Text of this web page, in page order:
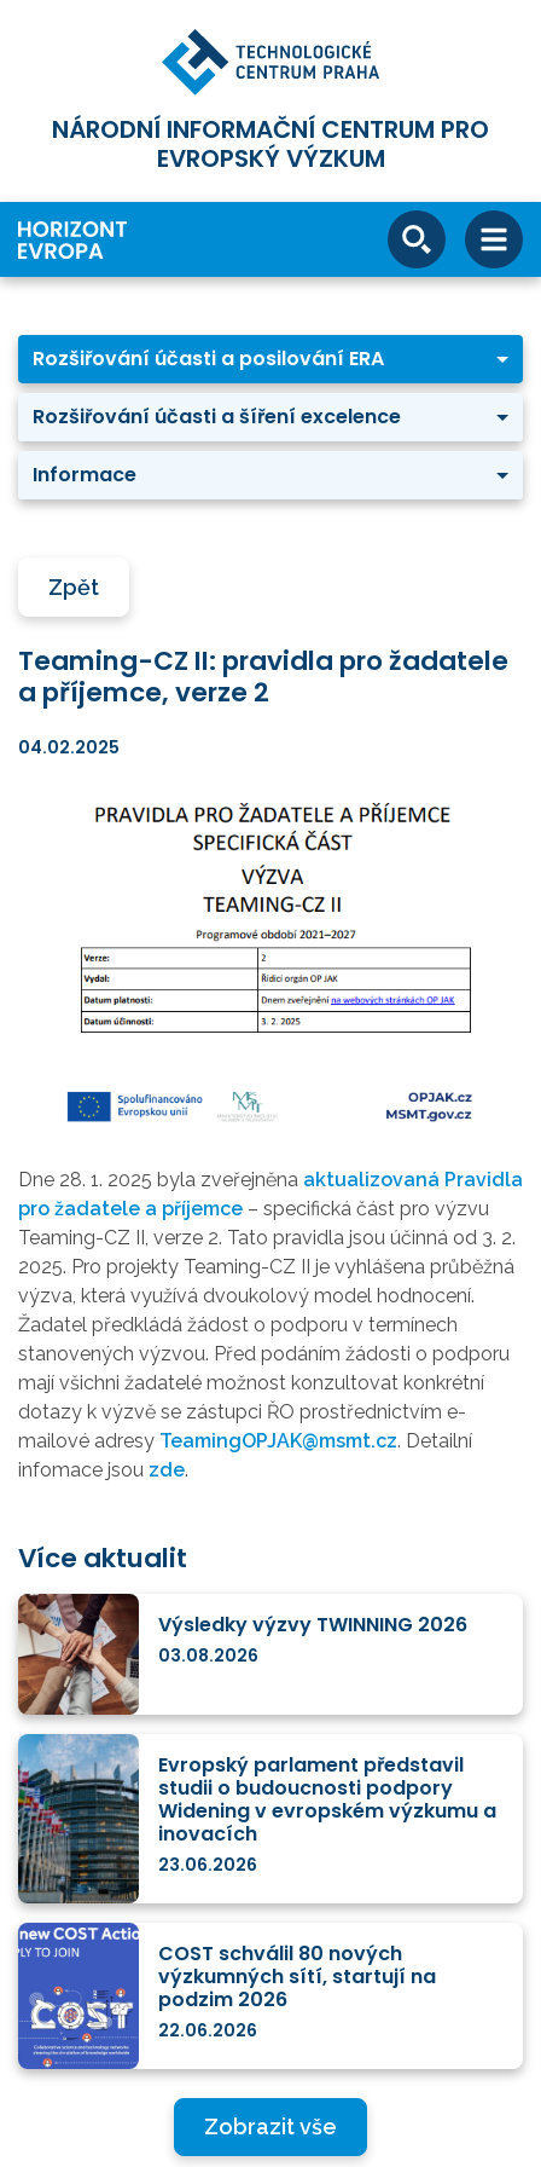
NÁRODNÍ INFORMAČNÍ CENTRUM PRO
EVROPSKÝ VÝZKUM
Rozšiřování účasti a posilování ERA
Rozšiřování účasti a šíření excelence
Informace
Zpět
Teaming-CZ II: pravidla pro žadatele
a příjemce, verze 2
04.02.2025
Dne 28. 1. 2025 byla zveřejněna aktualizovaná Pravidla
pro žadatele a příjemce – specifická část pro výzvu
Teaming-CZ II, verze 2. Tato pravidla jsou účinná od 3. 2.
2025. Pro projekty Teaming-CZ II je vyhlášena průběžná
výzva, která využívá dvoukolový model hodnocení.
Žadatel předkládá žádost o podporu v termínech
stanovených výzvou. Před podáním žádosti o podporu
mají všichni žadatelé možnost konzultovat konkrétní
dotazy k výzvě se zástupci ŘO prostřednictvím e-
mailové adresy TeamingOPJAK@msmt.cz. Detailní
infomace jsou zde.
Více aktualit
Výsledky výzvy TWINNING 2026
03.08.2026
Evropský parlament představil
studii o budoucnosti podpory
Widening v evropském výzkumu a
inovacích
23.06.2026
COST schválil 80 nových
výzkumných sítí, startují na
podzim 2026
22.06.2026
Zobrazit vše